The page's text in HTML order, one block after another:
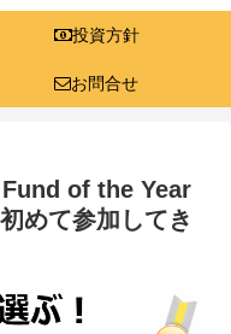
投資方針
お問合せ
Fund of the Year
めて参加してき